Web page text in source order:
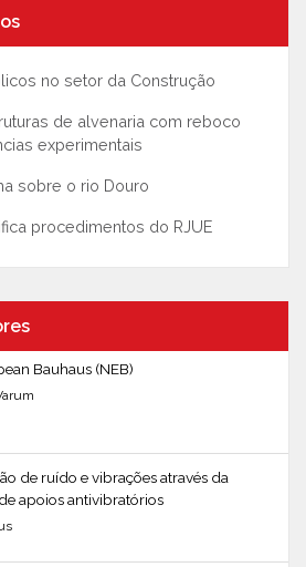
no setor da Construção
de alvenaria com reboco
experimentais
sobre o rio Douro
procedimentos do RJUE
Bauhaus (NEB)
de ruído e vibrações através da
apoios antivibratórios